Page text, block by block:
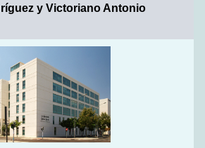
y Victoriano Antonio